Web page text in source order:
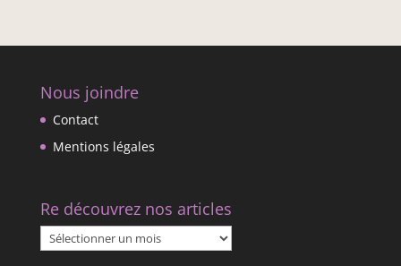
Nous joindre
Contact
Mentions légales
Re découvrez nos articles
Re
découvrez